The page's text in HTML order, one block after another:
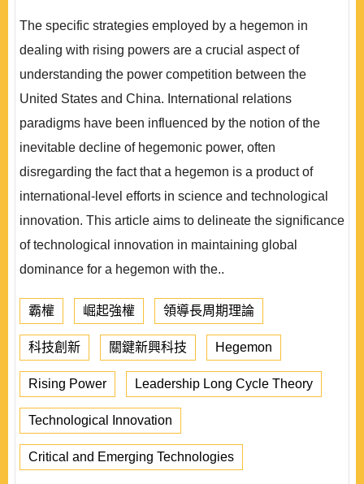
The specific strategies employed by a hegemon in
dealing with rising powers are a crucial aspect of
understanding the power competition between the
United States and China. International relations
paradigms have been influenced by the notion of the
inevitable decline of hegemonic power, often
disregarding the fact that a hegemon is a product of
international-level efforts in science and technological
innovation. This article aims to delineate the significance
of technological innovation in maintaining global
dominance for a hegemon with the..
霸權 崛起強權 領導長周期理論
科技創新 關鍵新興科技 Hegemon
Rising Power Leadership Long Cycle Theory
Technological Innovation
Critical and Emerging Technologies